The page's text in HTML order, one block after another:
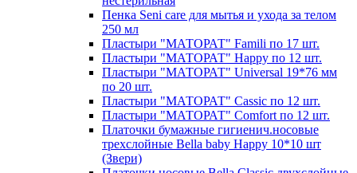
Пенка Seni care для мытья и ухода за телом
250 мл
Пластыри "МАТОРАТ" Famili по 17 шт.
Пластыри "МАТОРАТ" Happy по 12 шт.
Пластыри "МАТОРАТ" Universal 19*76 мм
по 20 шт.
Пластыри "МАТОРАТ" Сassic по 12 шт.
Пластыри "МАТОРАТ" Сomfort по 12 шт.
Платочки бумажные гигиенич.носовые
трехслойные Bella baby Happy 10*10 шт
(Звери)